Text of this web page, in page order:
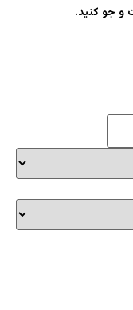
و جو کنید.